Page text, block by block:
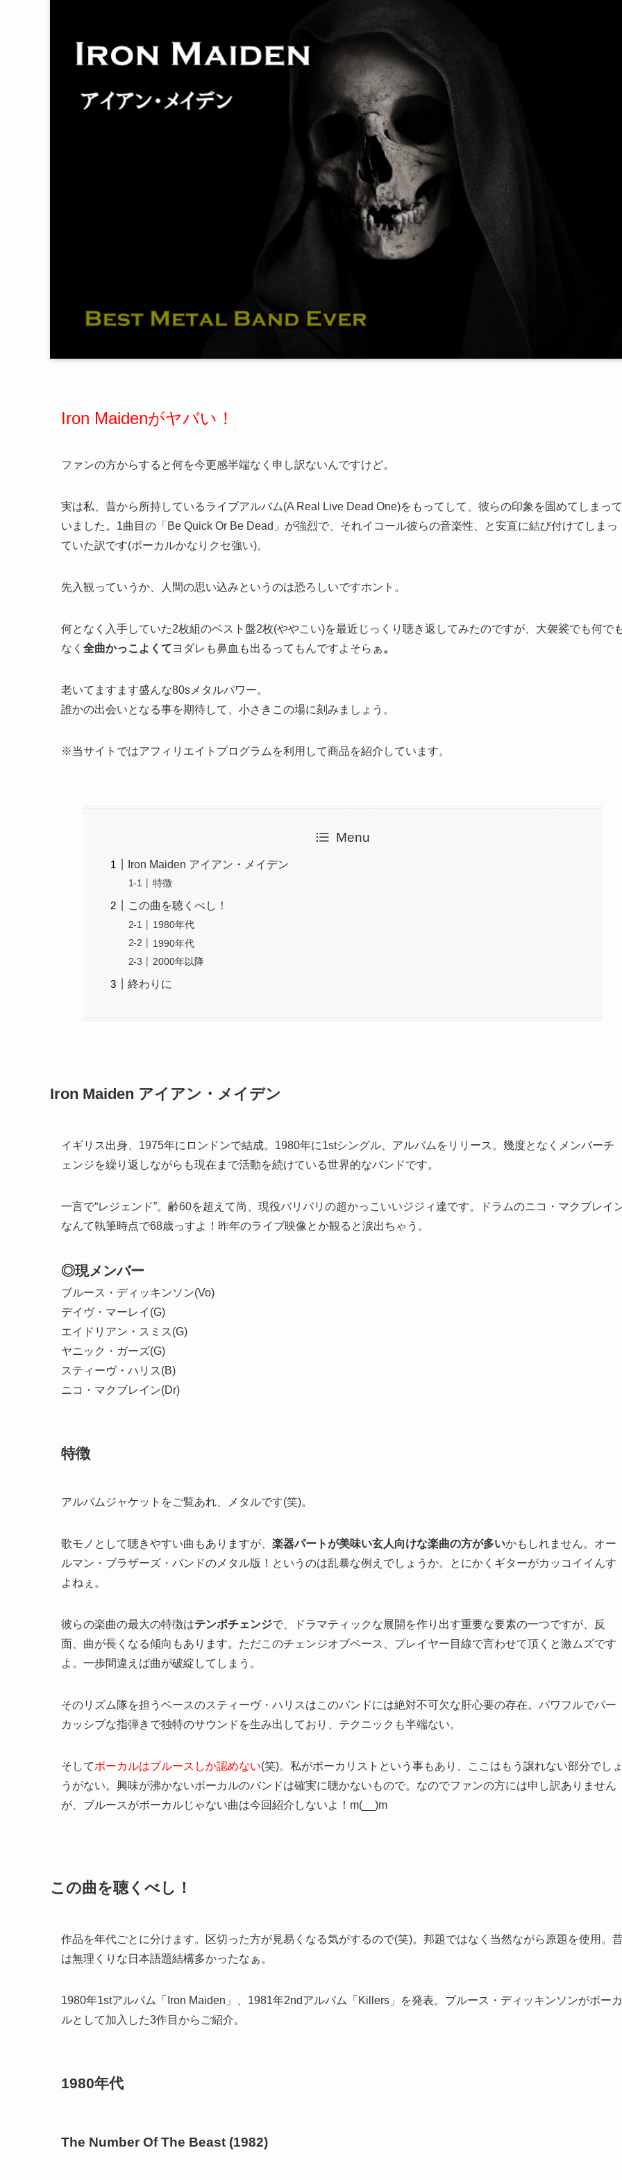
Iron Maidenがヤバい！
ファンの方からすると何を今更感半端なく申し訳ないんですけど。
実は私、昔から所持しているライブアルバム(A Real Live Dead One)をもってして、彼らの印象を固めてしまって
いました。1曲目の「Be Quick Or Be Dead」が強烈で、それイコール彼らの音楽性、と安直に結び付けてしまっ
ていた訳です(ボーカルかなりクセ強い)。
先入観っていうか、人間の思い込みというのは恐ろしいですホント。
何となく入手していた2枚組のベスト盤2枚(ややこい)を最近じっくり聴き返してみたのですが、大袈裟でも何で
なく 全曲かっこよくてヨダレも鼻血も出るってもんですよそらぁ。
老いてますます盛んな80sメタルパワー。
誰かの出会いとなる事を期待して、小さきこの場に刻みましょう。
※当サイトではアフィリエイトプログラムを利用して商品を紹介しています。
Menu
Iron Maiden アイアン・メイデン
特徴
この曲を聴くべし！
1980年代
1990年代
2000年以降
終わりに
Iron Maiden アイアン・メイデン
イギリス出身、1975年にロンドンで結成。1980年に1stシングル、アルバムをリリース。幾度となくメンバーチ
ェンジを繰り返しながらも現在まで活動を続けている世界的なバンドです。
一言で“レジェンド”。齢60を超えて尚、現役バリバリの超かっこいいジジィ達です。ドラムのニコ・マクブレイ
なんて執筆時点で68歳っすよ！昨年のライブ映像とか観ると涙出ちゃう。
◎現メンバー
ブルース・ディッキンソン(Vo)
デイヴ・マーレイ(G)
エイドリアン・スミス(G)
ヤニック・ガーズ(G)
スティーヴ・ハリス(B)
ニコ・マクブレイン(Dr)
特徴
アルバムジャケットをご覧あれ、メタルです(笑)。
歌モノとして聴きやすい曲もありますが、 楽器パートが美味い玄人向けな楽曲の方が多いかもしれません。オー
ルマン・ブラザーズ・バンドのメタル版！というのは乱暴な例えでしょうか。とにかくギターがカッコイイんす
よねぇ。
彼らの楽曲の最大の特徴はテンポチェンジで、ドラマティックな展開を作り出す重要な要素の一つですが、反
面、曲が長くなる傾向もあります。ただこのチェンジオブペース、プレイヤー目線で言わせて頂くと激ムズです
よ。一歩間違えば曲が破綻してしまう。
そのリズム隊を担うベースのスティーヴ・ハリスはこのバンドには絶対不可欠な肝心要の存在。パワフルでパー
カッシブな指弾きで独特のサウンドを生み出しており、テクニックも半端ない。
そしてボーカルはブルースしか認めない(笑)。私がボーカリストという事もあり、ここはもう譲れない部分でし
うがない。興味が沸かないボーカルのバンドは確実に聴かないもので。なのでファンの方には申し訳ありません
が、ブルースがボーカルじゃない曲は今回紹介しないよ！m(__)m
この曲を聴くべし！
作品を年代ごとに分けます。区切った方が見易くなる気がするので(笑)。邦題ではなく当然ながら原題を使用。
は無理くりな日本語題結構多かったなぁ。
1980年1stアルバム「Iron Maiden」、1981年2ndアルバム「Killers」を発表。ブルース・ディッキンソンがボーカ
ルとして加入した3作目からご紹介。
1980年代
The Number Of The Beast (1982)